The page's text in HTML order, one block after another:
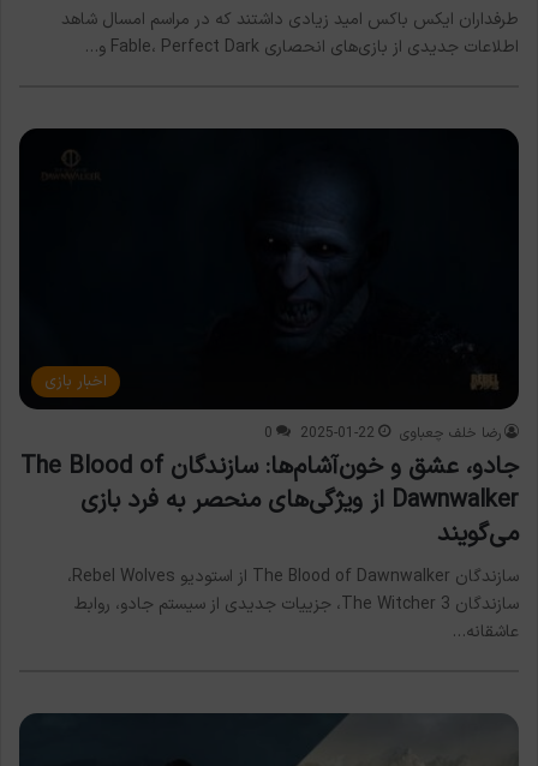
طرفداران ایکس باکس امید زیادی داشتند که در مراسم امسال شاهد
اطلاعات جدیدی از بازی‌های انحصاری Fable، Perfect Dark و…
اخبار بازی
رضا خلف چعباوی 2025-01-22
0
جادو، عشق و خون‌آشام‌ها: سازندگان The Blood of
Dawnwalker از ویژگی‌های منحصر به فرد بازی
می‌گویند
سازندگان The Blood of Dawnwalker از استودیو Rebel Wolves،
سازندگان The Witcher 3، جزییات جدیدی از سیستم جادو، روابط
عاشقانه…